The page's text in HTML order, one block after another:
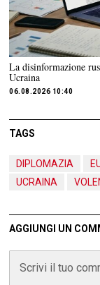
La disinformazione
Ucraina
06.08.2026 10:40
TAGS
DIPLOMAZIA
UCRAINA
AGGIUNGI UN